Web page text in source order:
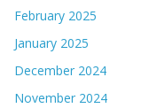
February 2025
January 2025
December 2024
November 2024